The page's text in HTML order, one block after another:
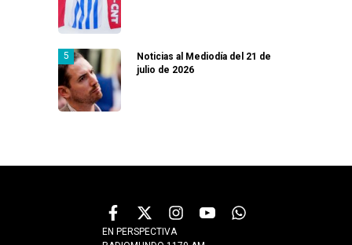
Noticias al Mediodía del 21 de
julio de 2026
EN PERSPECTIVA